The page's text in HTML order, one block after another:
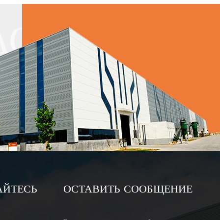
ОСТАВИТЬ СООБЩЕНИЕ